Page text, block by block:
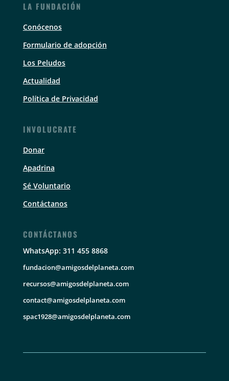
LA FUNDACIÓN
Conócenos
Formulario de adopción
Los Peludos
Actualidad
Política de Privacidad
INVOLUCRATE
Donar
Apadrina
Sé Voluntario
Contáctanos
CONTÁCTANOS
WhatsApp: 311 455 8868
fundacion@amigosdelplaneta.com
recursos@amigosdelplaneta.com
contact@amigosdelplaneta.com
spac1928@amigosdelplaneta.com